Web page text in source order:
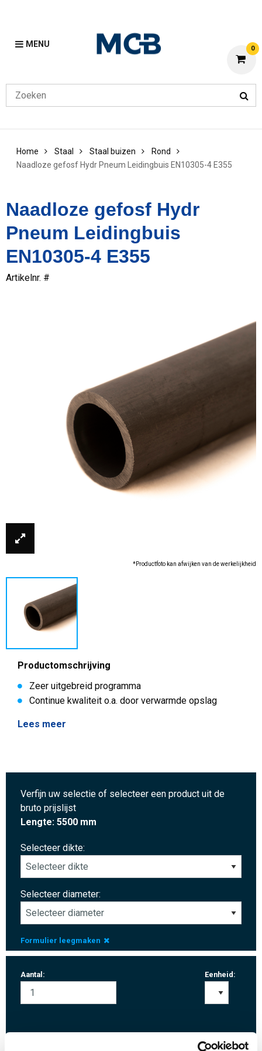
MENU 0
Home Staal Staal buizen
Rond
Naadloze gefosf Hydr Pneum Leidingbuis EN10305-4 E355
Naadloze gefosf Hydr
Pneum Leidingbuis
EN10305-4 E355
Artikelnr. #
*Productfoto kan afwijken van de werkelijkheid
Productomschrijving
Zeer uitgebreid programma
Continue kwaliteit o.a. door verwarmde opslag
Lees meer
Verfijn uw selectie of selecteer een product uit de
bruto prijslijst
Lengte: 5500 mm
Selecteer dikte:
Selecteer diameter:
Formulier leegmaken
Aantal: Eenheid: